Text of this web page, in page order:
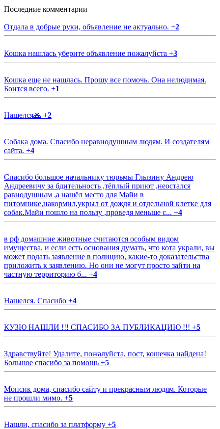
Последние комментарии
Отдала в добрые руки, объявление не актуально. +2
Кошка нашлась уберите объявление пожалуйста +3
Кошка еще не нашлась. Прошу все помочь. Она нелюдимая.
Боится всего. +1
Нашелся🙏 +2
Собака дома. Спасибо неравнодушным людям. И создателям
сайта. +4
Спасибо большое начальнику тюрьмы Глызину Андрею
Андреевичу за бдительность ,тёплый приют ,неостался
равнодушным ,а нашёл место для Майи в
питомнике,накормил,укрыл от дождя и отдельной клетке для
собак.Майи пошло на пользу ,проведя меньше с... +4
в рф домашние животные считаются особым видом
имущества, и если есть основания думать, что кота украли, вы
может подать заявление в полицию, какие-то доказательства
приложить к заявлению. Но они не могут просто зайти на
частную территорию б... +4
Нашелся. Спасибо +4
КУЗЮ НАШЛИ !!! СПАСИБО ЗА ПУБЛИКАЦИЮ !!! +5
Здравствуйте! Удалите, пожалуйста, пост, кошечка найдена!
Большое спасибо за помощь +5
Мопсик дома, спасибо сайту и прекрасным людям. Которые
не прошли мимо. +5
Нашли, спасибо за платформу +5